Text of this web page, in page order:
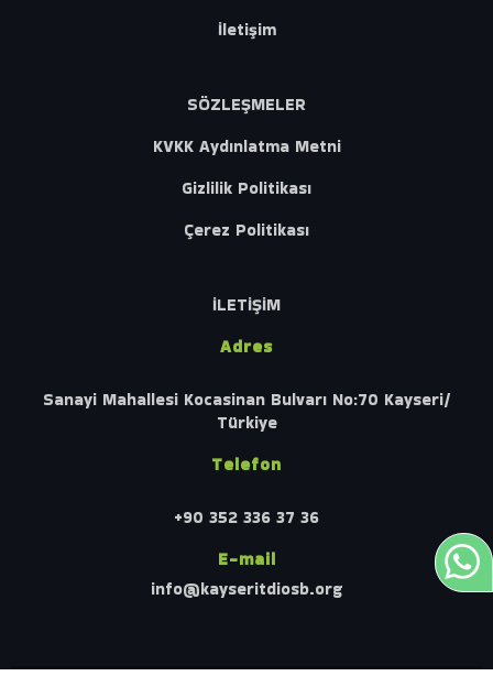
İletişim
SÖZLEŞMELER
KVKK Aydınlatma Metni
Gizlilik Politikası
Çerez Politikası
İLETİŞİM
Adres
Sanayi Mahallesi Kocasinan Bulvarı No:70 Kayseri/
Türkiye
Telefon
+90 352 336 37 36
E-mail
info@kayseritdiosb.org